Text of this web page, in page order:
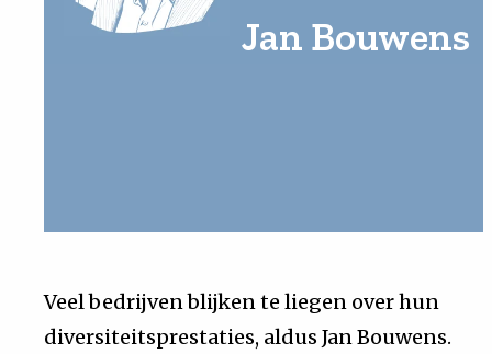
Magazine
Jan Bouwens
Veel bedrijven blijken te liegen over hun
diversiteitsprestaties, aldus Jan Bouwens.